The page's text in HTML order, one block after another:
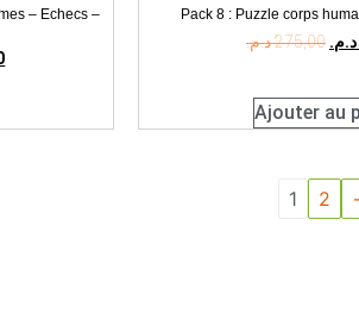
– Echecs –
Pack 8 : Puzzle corps
275,00د.م. د.م.
Ajouter au
1 2